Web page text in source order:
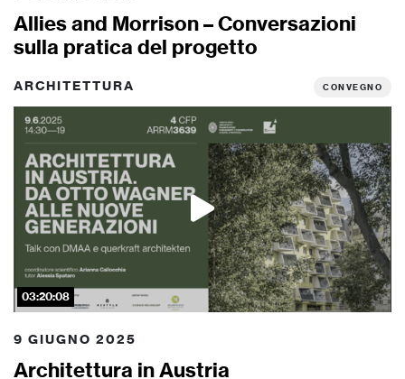
Allies and Morrison – Conversazioni
sulla pratica del progetto
ARCHITETTURA CONVEGNO
03:20:08
9 GIUGNO 2025
Architettura in Austria